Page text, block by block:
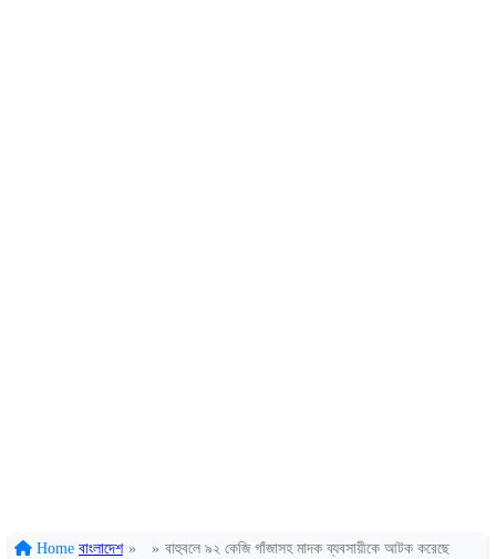
Home বাংলাদেশ » » বাহুবলে ৯২ কেজি গাঁজাসহ মাদক ব্যবসায়ীকে আটক করেছে